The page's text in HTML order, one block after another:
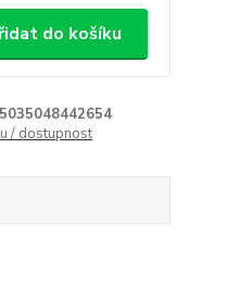
do košíku
5035048442654
/ dostupnost